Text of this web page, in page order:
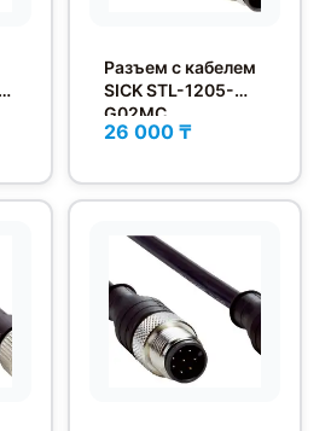
Разъем с кабелем
SICK STL-1205-
G02MC
26 000 ₸